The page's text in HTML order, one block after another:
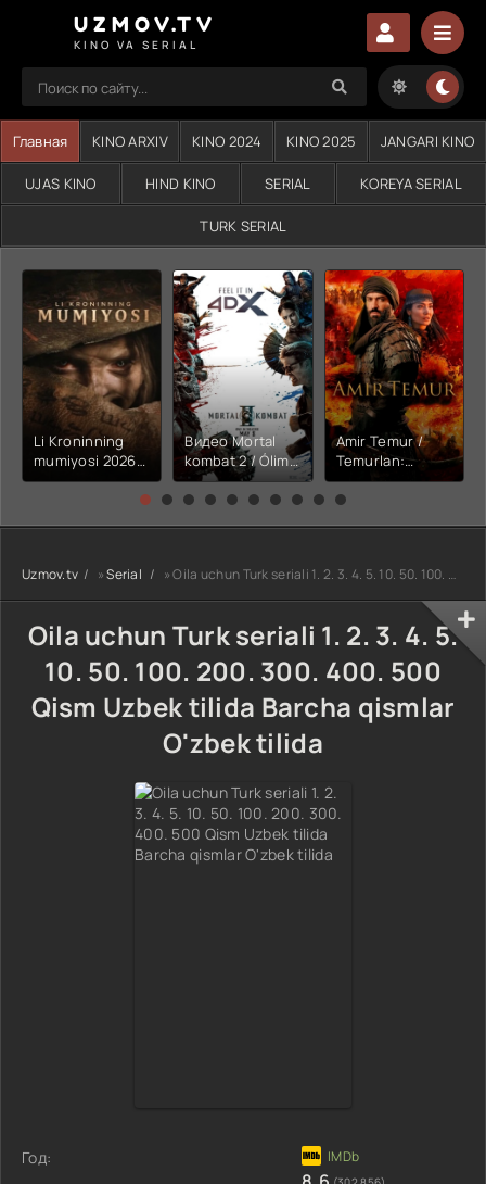
UZMOV.TV
KINO VA SERIAL
Главная KINO ARXIV KINO 2024 KINO 2025 JANGARI KINO
UJAS KINO HIND KINO SERIAL KOREYA SERIAL
TURK SERIAL
Li Kroninning
mumiyosi 2026
(uzbek tilida
kino) tarjima HD
Видео Mortal
kombat 2 / Ólim
jangi 2 (2026)
Uzbek tilida
Amir Temur /
Temurlan:
Fathchining
yuksalishi
tarjima kino Full
HD tas-ix
Uzmov.tv »Serial » Oila uchun Turk seriali 1. 2. 3. 4. 5. 10. 50. 100. 200. 300. 400. 500 Qism Uzbek tilida Barcha qismlar O'zbek tilida
Oila uchun Turk seriali 1. 2. 3. 4. 5.
10. 50. 100. 200. 300. 400. 500
Qism Uzbek tilida Barcha qismlar
O'zbek tilida
Год: